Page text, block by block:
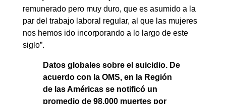
remunerado pero muy duro, que es asumido a la
par del trabajo laboral regular, al que las mujeres
nos hemos ido incorporando a lo largo de este
siglo”.
Datos globales sobre el suicidio. De
acuerdo con la OMS, en la Región
de las Américas se notificó un
promedio de 98,000 muertes por